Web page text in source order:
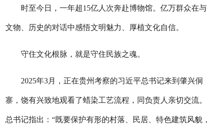
时至今日，一年超15亿人次奔赴博物馆。亿万群众在与
文物、历史的对话中感悟文明魅力、厚植文化自信。
守住文化根脉，就是守住民族之魂。
2025年3月，正在贵州考察的习近平总书记来到肇兴侗
寨，饶有兴致地观看了蜡染工艺流程，同负责人亲切交流。
总书记指出：“既要保护有形的村落、民居、特色建筑风貌，